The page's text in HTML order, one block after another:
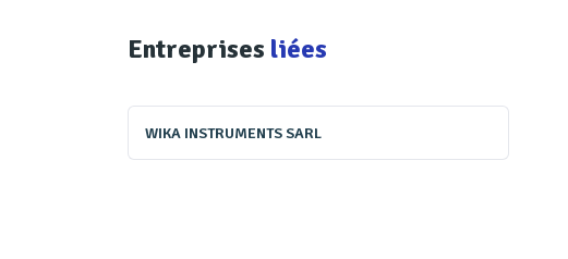
Entreprises liées
WIKA INSTRUMENTS SARL